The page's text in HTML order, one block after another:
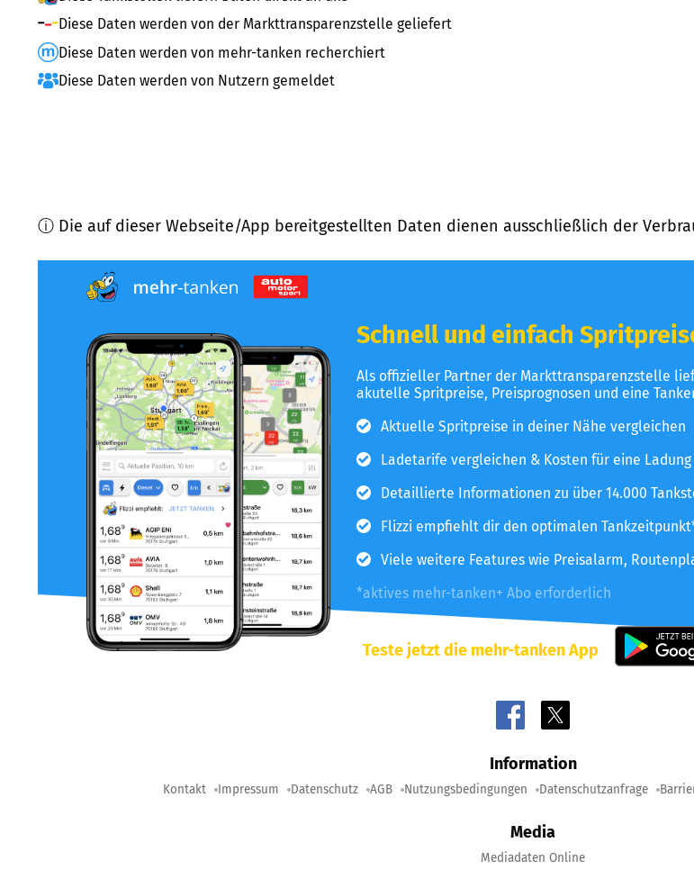
Diese Daten werden von der Markttransparenzstelle geliefert
Diese Daten werden von mehr-tanken recherchiert
Diese Daten werden von Nutzern gemeldet
ⓘ Die auf dieser Webseite/App bereitgestellten Daten dienen ausschließlich der
Schnell und einfach
Als offizieller Partner der Markttransparenzstelle
akutelle Spritpreise, Preisprognosen und eine
Aktuelle Spritpreise in deiner Nähe vergleichen
Ladetarife vergleichen & Kosten für eine
Detaillierte Informationen zu über 14.000
Flizzi empfiehlt dir den optimalen
Viele weitere Features wie Preisalarm,
*aktives mehr-tanken+ Abo erforderlich
Teste jetzt die mehr-tanken App
Information
Kontakt Impressum Datenschutz AGB Nutzungsbedingungen Datenschutzanfrage
Media
Mediadaten Online